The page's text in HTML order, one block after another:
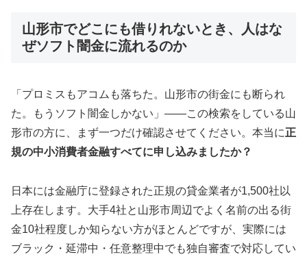
山形市でどこにも借りれないとき、人はな
ぜソフト闇金に流れるのか
「プロミスもアコムも落ちた。山形市の街金にも断られ
た。もうソフト闇金しかない」——この検索をしている山
形市の方に、まず一つだけ確認させてください。本当に正
規の中小消費者金融すべてに申し込みましたか？
日本には金融庁に登録された正規の貸金業者が1,500社以
上存在します。大手4社と山形市周辺でよく名前の出る街
金10社程度しか知らない方がほとんどですが、実際には
ブラック・延滞中・任意整理中でも独自審査で対応してい